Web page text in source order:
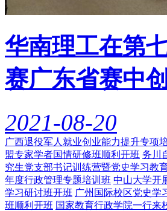
华南理工在第
赛广东省赛中
2021-08-20
广西退役军人就业创业能力提升专项
盟专家学者国情研修班顺利开班 务川
究生党支部书记训练营暨党史学习教
年度行政管理专题培训班 中山大学开
学习研讨班开班 广州国际校区党史学
班顺利开班 国家教育行政学院一行来